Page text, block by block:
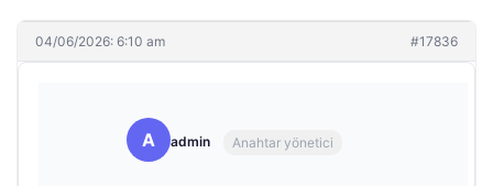
04/06/2026: 6:10 am #17836
A admin Anahtar yönetici